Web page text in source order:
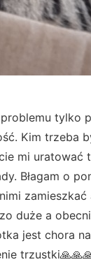
tylko
Kim trzeba
mi
Błagam o
duże a
jest chora